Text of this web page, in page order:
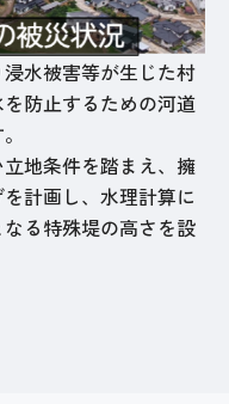
水被害等が生じた村
防止するための河道
地条件を踏まえ、擁
計画し、水理計算に
る特殊堤の高さを設